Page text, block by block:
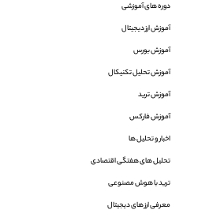
دوره های آموزشی
آموزش ارز دیجیتال
آموزش بورس
آموزش تحلیل تکنیکال
آموزش ترید
آموزش فارکس
اخبار و تحلیل ها
تحلیل های هفتگی اقتصادی
ترید با هوش مصنوعی
معرفی ارز های دیجیتال